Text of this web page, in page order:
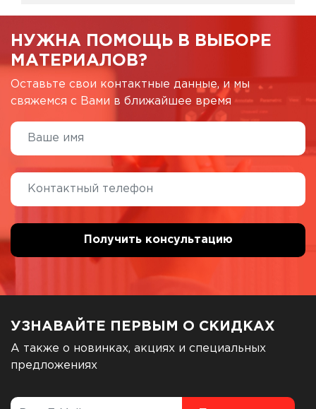
НУЖНА ПОМОЩЬ В ВЫБОРЕ
МАТЕРИАЛОВ?
Оставьте свои контактные данные, и мы
свяжемся с Вами в ближайшее время
УЗНАВАЙТЕ ПЕРВЫМ О СКИДКАХ
А также о новинках, акциях и специальных
предложениях